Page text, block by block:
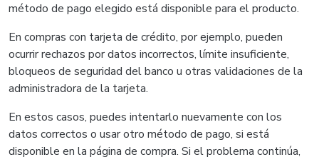
método de pago elegido está disponible para el producto.
En compras con tarjeta de crédito, por ejemplo, pueden
ocurrir rechazos por datos incorrectos, límite insuficiente,
bloqueos de seguridad del banco u otras validaciones de la
administradora de la tarjeta.
En estos casos, puedes intentarlo nuevamente con los
datos correctos o usar otro método de pago, si está
disponible en la página de compra. Si el problema continúa,